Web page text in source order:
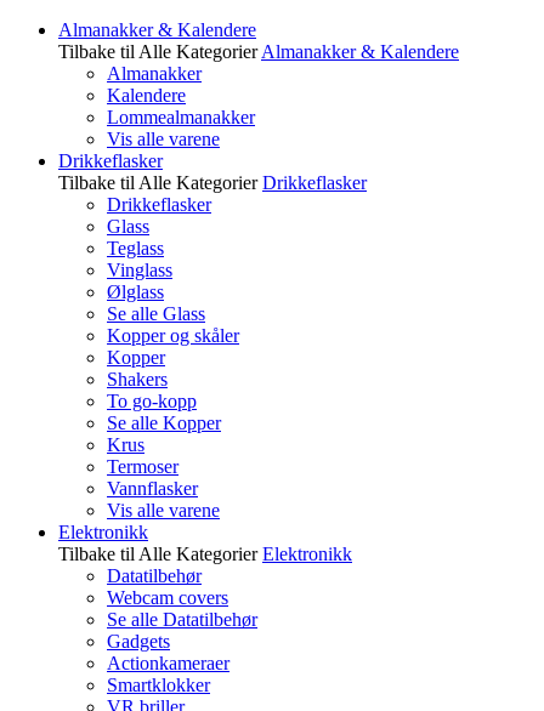
Almanakker & Kalendere
Tilbake til Alle Kategorier Almanakker & Kalendere
Almanakker
Kalendere
Lommealmanakker
Vis alle varene
Drikkeflasker
Tilbake til Alle Kategorier Drikkeflasker
Drikkeflasker
Glass
Teglass
Vinglass
Ølglass
Se alle Glass
Kopper og skåler
Kopper
Shakers
To go-kopp
Se alle Kopper
Krus
Termoser
Vannflasker
Vis alle varene
Elektronikk
Tilbake til Alle Kategorier Elektronikk
Datatilbehør
Webcam covers
Se alle Datatilbehør
Gadgets
Actionkameraer
Smartklokker
VR briller